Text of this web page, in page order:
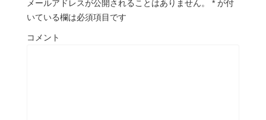
メールアドレスが公開されることはありません。 * が付
いている欄は必須項目です
コメント